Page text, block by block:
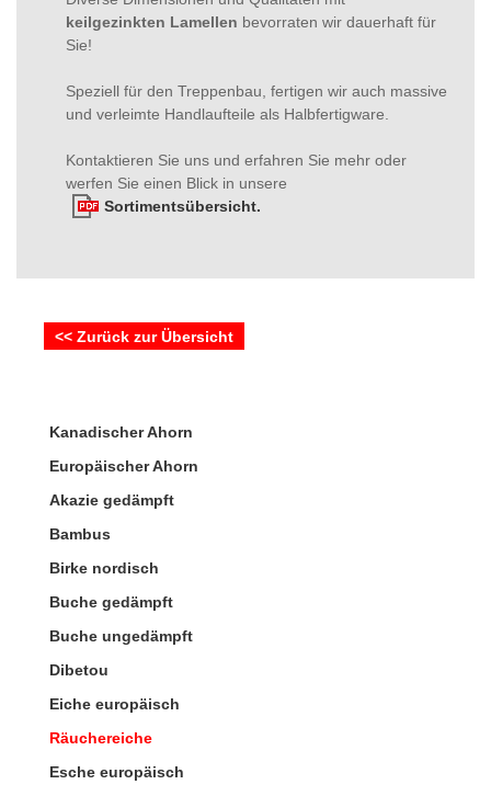
keilgezinkten Lamellen bevorraten wir dauerhaft für
Sie!
Speziell für den Treppenbau, fertigen wir auch massive
und verleimte Handlaufteile als Halbfertigware.
Kontaktieren Sie uns und erfahren Sie mehr oder
werfen Sie einen Blick in unsere
Sortimentsübersicht.
<< Zurück zur Übersicht
Kanadischer Ahorn
Europäischer Ahorn
Akazie gedämpft
Bambus
Birke nordisch
Buche gedämpft
Buche ungedämpft
Dibetou
Eiche europäisch
Räuchereiche
Esche europäisch